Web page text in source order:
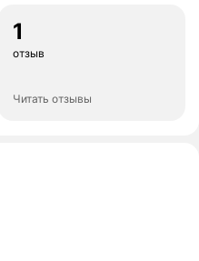
1
отзыв
Читать отзывы